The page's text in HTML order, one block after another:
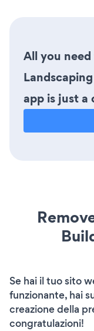
All you
app is just a
Se hai il tuo sito
funzionante, hai
creazione della
congratulazioni!